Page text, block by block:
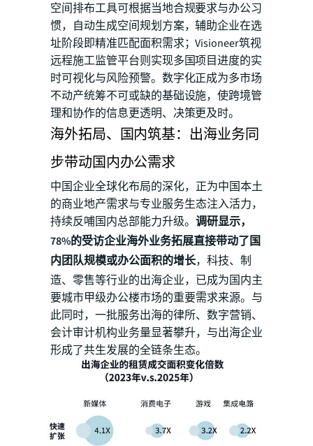
空间排布工具可根据当地合规要求与办公习
惯，自动生成空间规划方案，辅助企业在选
址阶段即精准匹配面积需求；Visioneer筑视
远程施工监管平台则实现多国项目进度的实
时可视化与风险预警。数字化正成为多市场
不动产统筹不可或缺的基础设施，使跨境管
理和协作的信息更透明、决策更及时。
海外拓局、国内筑基：出海业务同
步带动国内办公需求
中国企业全球化布局的深化，正为中国本土
的商业地产需求与专业服务生态注入活力，
持续反哺国内总部能力升级。 调研显示，
78%的受访企业海外业务拓展直接带动了国
内团队规模或办公面积的增长，科技、制
造、零售等行业的出海企业，已成为国内主
要城市甲级办公楼市场的重要需求来源。与
此同时，一批服务出海的律所、数字营销、
会计审计机构业务量显著攀升，与出海企业
形成了共生发展的全链条生态。